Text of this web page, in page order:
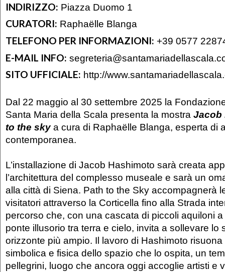
INDIRIZZO: Piazza Duomo 1
CURATORI: Raphaëlle Blanga
TELEFONO PER INFORMAZIONI: +39 0577
E-MAIL INFO:
SITO UFFICIALE: http://
Dal 22 maggio al 30 settembre 2025 la
Santa Maria della Scala presenta la mostra Jacob
to the skya cura di Raphaëlle Blanga, esperta di
contemporanea.
L’installazione di Jacob Hashimoto sarà creata
l’architettura del complesso museale e sarà un
alla città di Siena. Path to the Sky accompagnerà
visitatori attraverso la Corticella fino alla Strada
percorso che, con una cascata di piccoli aquiloni
ponte illusorio tra terra e cielo, invita a sollevare lo
orizzonte più ampio. Il lavoro di Hashimoto risuona
simbolica e fisica dello spazio che lo ospita, un
pellegrini, luogo che ancora oggi accoglie artisti e